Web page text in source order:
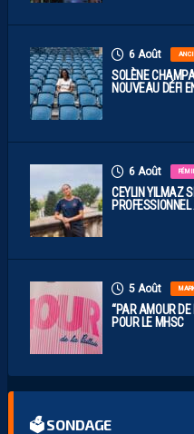
6 Août
SOLÈNE
NOUVEAU DÉFI
6 Août
CEYLIN YILMAZ
5 Août
“PAR AMOUR
POUR LE MHSC
🗳 SONDAGE